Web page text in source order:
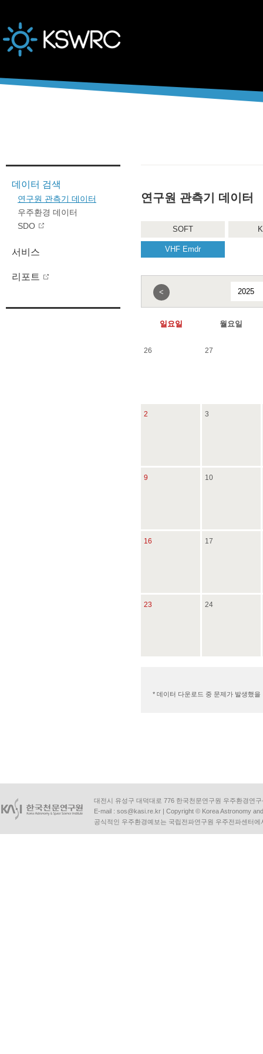
데이터 검색
연구원 관측기 데이터
우주환경 데이터
SDO
서비스
리포트
연구원 관측기 데이터
SOFT
VHF Emdr
<
일요일 월요일
26 27
2 3
9 10
16 17
23 24
* 데이터 다운로드 중 문제가 발생했
대전시 유성구 대덕대로 776 한국천문연구원 우주환경연
E-mail : sos@kasi.re.kr | Copyright © Korea Astronomy
공식적인 우주환경예보는 국립전파연구원 우주전파센터에